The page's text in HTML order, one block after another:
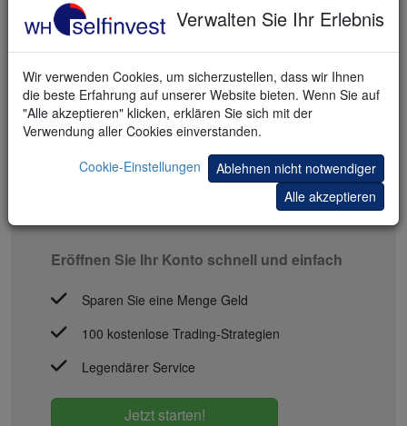
Eröffnen Sie Ihr Konto schnell und einfach
Sparen Sie eine Menge Geld
100 kostenlose Trading-Strategien
Legendärer Service
Jetzt starten!
Verwalten Sie Ihr Erlebnis
Wir verwenden Cookies, um sicherzustellen, dass wir Ihnen
die beste Erfahrung auf unserer Website bieten. Wenn Sie auf
"Alle akzeptieren" klicken, erklären Sie sich mit der
Verwendung aller Cookies einverstanden.
Cookie-Einstellungen
Ablehnen nicht notwendiger
Alle akzeptieren